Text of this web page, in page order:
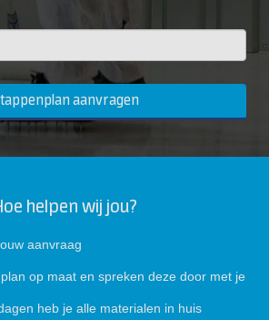
aanvragen
helpen wij jou?
aanvraag
op maat en spreken deze door met je
heb je alle materialen in huis